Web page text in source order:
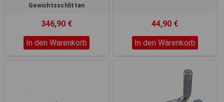
Gewichtsschlitten
346,90 €
In den Warenkorb
44,90 €
In den Warenkorb